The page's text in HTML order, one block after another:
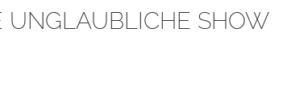
UNGLAUBLICHE SHOW